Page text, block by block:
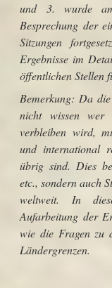
und 3. wurde
Besprechung der
Sitzungen
Ergebnisse im
öffentlichen Stellen
Bemerkung: Da
nicht wissen wer
verbleiben wird,
und international
übrig sind. Dies
etc., sondern auch
weltweit. In
Aufarbeitung der
wie die Fragen zu
Ländergrenzen.